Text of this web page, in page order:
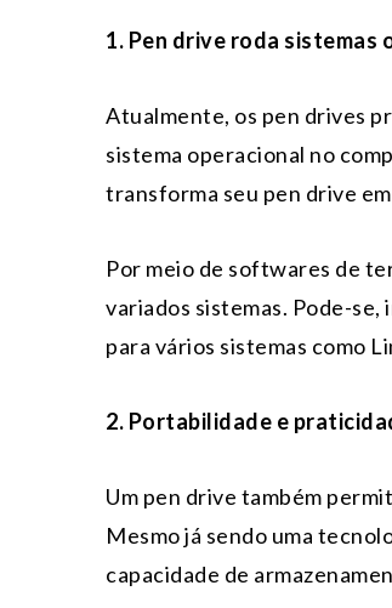
1. Pen drive roda sistemas
Atualmente, os pen drives
sistema operacional no
transforma seu pen drive
Por meio de softwares de
variados sistemas. Pode-se,
para vários sistemas como
2. Portabilidade e
Um pen drive também
Mesmo já sendo uma
capacidade de